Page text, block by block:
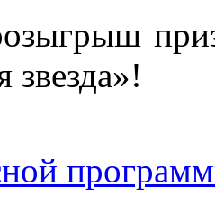
звезда»!